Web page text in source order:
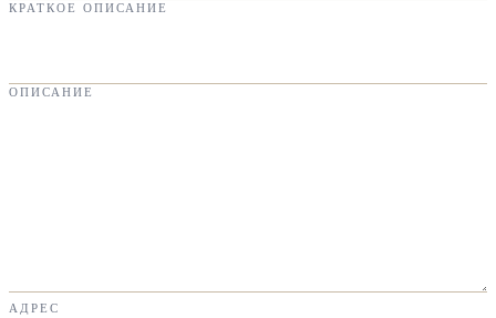
КРАТКОЕ ОПИСАНИЕ
ОПИСАНИЕ
АДРЕС